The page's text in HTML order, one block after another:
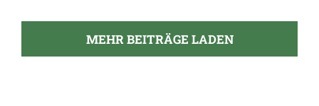
MEHR BEITRÄGE LADEN